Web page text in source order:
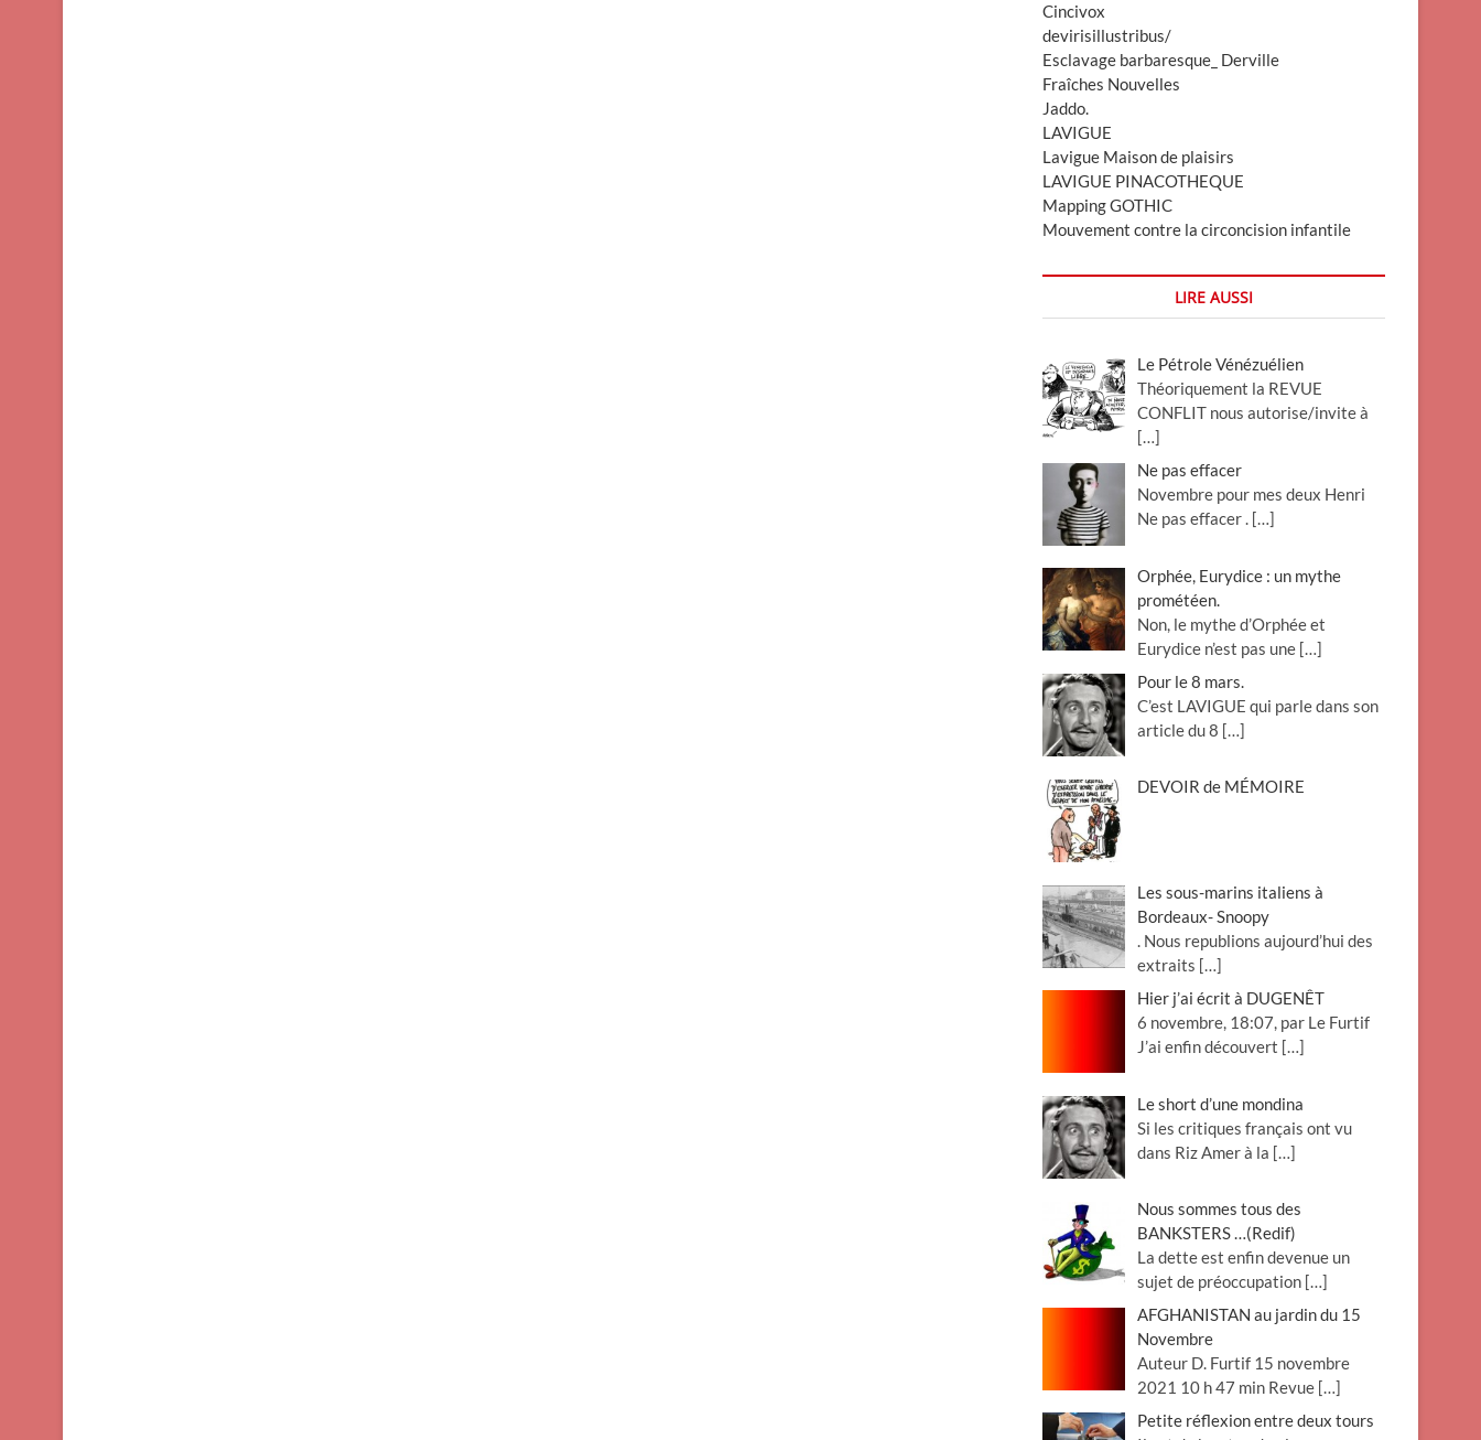
Cincivox
devirisillustribus/
Esclavage barbaresque_ Derville
Fraîches Nouvelles
Jaddo.
LAVIGUE
Lavigue Maison de plaisirs
LAVIGUE PINACOTHEQUE
Mapping GOTHIC
Mouvement contre la circoncision infantile
LIRE AUSSI
Le Pétrole Vénézuélien
Théoriquement la REVUE
CONFLIT nous autorise/invite à
[…]
Ne pas effacer
Novembre pour mes deux Henri
Ne pas effacer . […]
Orphée, Eurydice : un mythe
prométéen.
Non, le mythe d’Orphée et
Eurydice n’est pas une […]
Pour le 8 mars.
C’est LAVIGUE qui parle dans son
article du 8 […]
DEVOIR de MÉMOIRE
Les sous-marins italiens à
Bordeaux- Snoopy
. Nous republions aujourd’hui des
extraits […]
Hier j’ai écrit à DUGENÊT
6 novembre, 18:07, par Le Furtif
J’ai enfin découvert […]
Le short d’une mondina
Si les critiques français ont vu
dans Riz Amer à la […]
Nous sommes tous des
BANKSTERS …(Redif)
La dette est enfin devenue un
sujet de préoccupation […]
AFGHANISTAN au jardin du 15
Novembre
Auteur D. Furtif 15 novembre
2021 10 h 47 min Revue […]
Petite réflexion entre deux tours